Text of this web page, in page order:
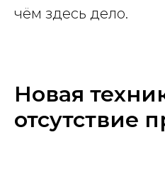
чём здесь дело.
Новая
отсутствие